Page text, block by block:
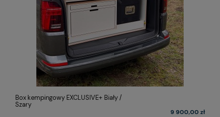
Box kempingowy EXCLUSIVE+ Biały /
Szary
9 900,00 zł